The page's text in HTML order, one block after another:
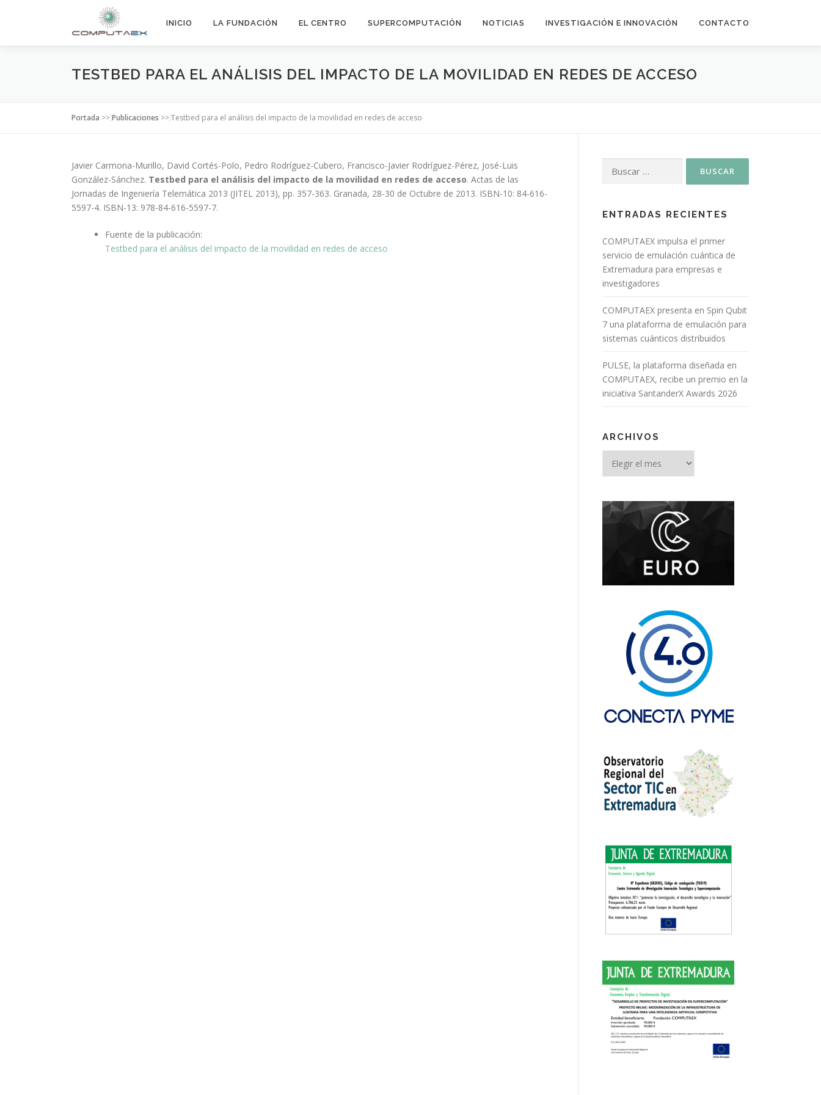
INICIO LA FUNDACIÓN EL CENTRO SUPERCOMPUTACIÓN NOTICIAS INVESTIGACIÓN E INNOVACIÓN CONTACTO
TESTBED PARA EL ANÁLISIS DEL IMPACTO DE LA MOVILIDAD EN REDES DE ACCESO
Portada >>Publicaciones >>Testbed para el análisis del impacto de la movilidad en redes de acceso
Javier Carmona-Murillo, David Cortés-Polo, Pedro Rodríguez-Cubero, Francisco-Javier Rodríguez-Pérez, José-Luis
González-Sánchez. Testbed para el análisis del impacto de la movilidad en redes de acceso. Actas de las
Jornadas de Ingeniería Telemática 2013 (JITEL 2013), pp. 357-363. Granada, 28-30 de Octubre de 2013. ISBN-10: 84-616-
5597-4. ISBN-13: 978-84-616-5597-7.
Fuente de la publicación:
Testbed para el análisis del impacto de la movilidad en redes de acceso
ENTRADAS RECIENTES
COMPUTAEX impulsa el primer
servicio de emulación cuántica de
Extremadura para empresas e
investigadores
COMPUTAEX presenta en Spin Qubit
7 una plataforma de emulación para
sistemas cuánticos distribuidos
PULSE, la plataforma diseñada en
COMPUTAEX, recibe un premio en la
iniciativa SantanderX Awards 2026
ARCHIVOS